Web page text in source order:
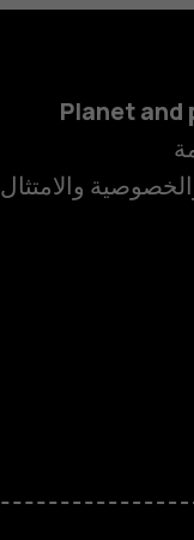
الذكية
Planet and
والامتثال